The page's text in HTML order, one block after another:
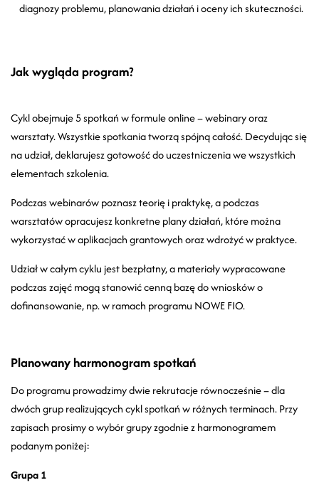
diagnozy problemu, planowania działań i oceny ich skuteczności.
Jak wygląda program?
Cykl obejmuje 5 spotkań w formule online – webinary oraz
warsztaty. Wszystkie spotkania tworzą spójną całość. Decydując się
na udział, deklarujesz gotowość do uczestniczenia we wszystkich
elementach szkolenia.
Podczas webinarów poznasz teorię i praktykę, a podczas
warsztatów opracujesz konkretne plany działań, które można
wykorzystać w aplikacjach grantowych oraz wdrożyć w praktyce.
Udział w całym cyklu jest bezpłatny, a materiały wypracowane
podczas zajęć mogą stanowić cenną bazę do wniosków o
dofinansowanie, np. w ramach programu NOWE FIO.
Planowany harmonogram spotkań
Do programu prowadzimy dwie rekrutacje równocześnie – dla
dwóch grup realizujących cykl spotkań w różnych terminach. Przy
zapisach prosimy o wybór grupy zgodnie z harmonogramem
podanym poniżej:
Grupa 1